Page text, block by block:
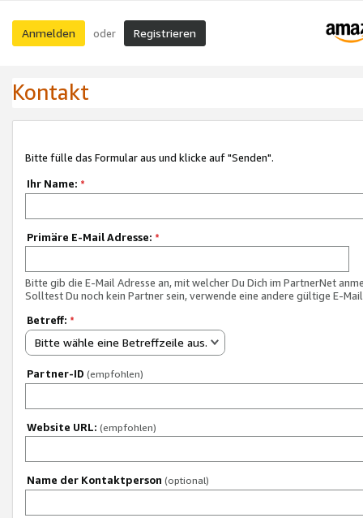
Anmelden oder Registrieren
Kontakt
Bitte fülle das Formular aus und klicke auf "Senden".
Ihr Name: *
Primäre E-Mail Adresse: *
Bitte gib die E-Mail Adresse an, mit welcher Du Dich im PartnerNet
Solltest Du noch kein Partner sein, verwende eine andere gültige E-
Betreff: *
Bitte wähle eine Betreffzeile aus.
Partner-ID (empfohlen)
Website URL: (empfohlen)
Name der Kontaktperson (optional)